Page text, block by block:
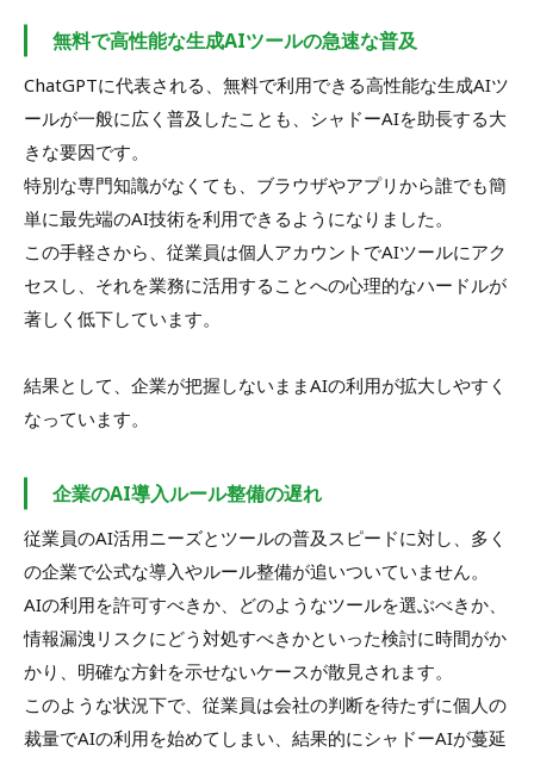
無料で高性能な生成AIツールの急速な普及
ChatGPTに代表される、無料で利用できる高性能な生成AIツ
ールが一般に広く普及したことも、シャドーAIを助長する大
きな要因です。
特別な専門知識がなくても、ブラウザやアプリから誰でも簡
単に最先端のAI技術を利用できるようになりました。
この手軽さから、従業員は個人アカウントでAIツールにアク
セスし、それを業務に活用することへの心理的なハードルが
著しく低下しています。
結果として、企業が把握しないままAIの利用が拡大しやすく
なっています。
企業のAI導入ルール整備の遅れ
従業員のAI活用ニーズとツールの普及スピードに対し、多く
の企業で公式な導入やルール整備が追いついていません。
AIの利用を許可すべきか、どのようなツールを選ぶべきか、
情報漏洩リスクにどう対処すべきかといった検討に時間がか
かり、明確な方針を示せないケースが散見されます。
このような状況下で、従業員は会社の判断を待たずに個人の
裁量でAIの利用を始めてしまい、結果的にシャドーAIが蔓延